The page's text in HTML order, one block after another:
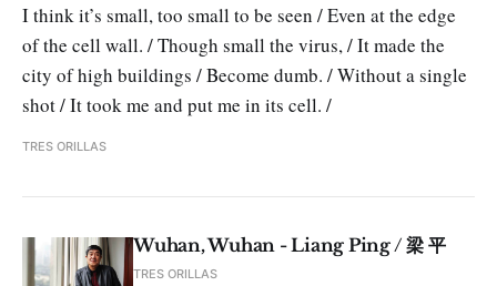
I think it’s small, too small to be seen / Even at the edge
of the cell wall. / Though small the virus, / It made the
city of high buildings / Become dumb. / Without a single
shot / It took me and put me in its cell. /
TRES ORILLAS
Wuhan, Wuhan - Liang Ping / 梁 平
TRES ORILLAS